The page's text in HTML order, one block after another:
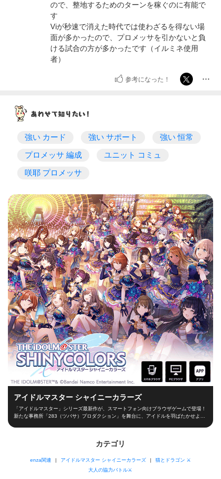
ので、整地するためのターンを稼ぐのに有能で
す
Viが秒速で消えた時代では使わざるを得ない場
面が多かったので、プロメッサを引かないと負
ける試合の方が多かったです（イルミネ使用
者）
参考になった！
強い カード 強い サポート 強い 恒常
プロメッサ 編成 ユニット コミュ
咲耶 プロメッサ
アイドルマスター シャイニーカラーズ
「アイドルマスター」シリーズ最新作が、スマートフォン向けブラウザゲームで登場！
新たな事務所「283（ツバサ）プロダクション」を舞台に、アイドルを羽ばたかせよ
て、レッスンやお仕事、オーディションなどの行動を選択！限られた期間の中でアイド
出場できるかは、プロデューサーの腕次第！ ■アイドルと信頼関係を深めよう！■ アイ
ドルと信頼関係を築くのもプロデューサーの大切なお仕事！朝の挨拶からライブ直前ま
カテゴリ
enza関連 アイドルマスター シャイニーカラーズ
猫とドラゴン ⚔
大人の協力バトル⚔